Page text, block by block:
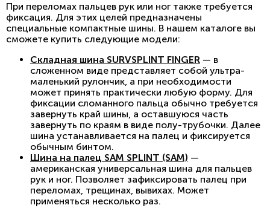
При переломах пальцев рук или ног также требуется
фиксация. Для этих целей предназначены
специальные компактные шины. В нашем каталоге вы
сможете купить следующие модели:
Складная шина SURVSPLINT FINGER — в
сложенном виде представляет собой ультра-
маленький рулончик, а при необходимости
может принять практически любую форму. Для
фиксации сломанного пальца обычно требуется
завернуть край шины, а оставшуюся часть
завернуть по краям в виде полу-трубочки. Далее
шина устанавливается на палец и фиксируется
обычным бинтом.
Шина на палец SAM SPLINT (SAM) —
американская универсальная шина для пальцев
рук и ног. Позволяет зафиксировать палец при
переломах, трещинах, вывихах. Может
применяться несколько раз.